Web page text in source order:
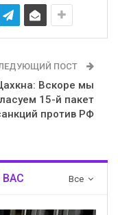
ПОСТ
Вскоре мы
15-й пакет
против РФ
Все